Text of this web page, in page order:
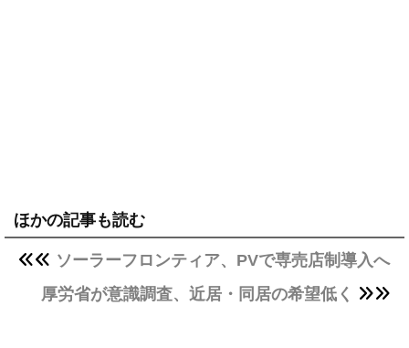
ほかの記事も読む
ソーラーフロンティア、PVで専売店制導入へ
厚労省が意識調査、近居・同居の希望低く